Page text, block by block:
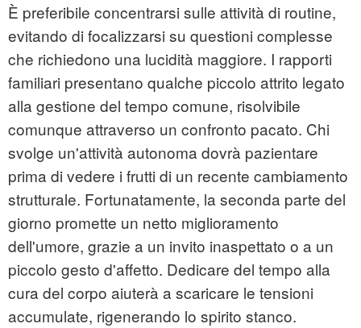
È preferibile concentrarsi sulle attività di routine,
evitando di focalizzarsi su questioni complesse
che richiedono una lucidità maggiore. I rapporti
familiari presentano qualche piccolo attrito legato
alla gestione del tempo comune, risolvibile
comunque attraverso un confronto pacato. Chi
svolge un'attività autonoma dovrà pazientare
prima di vedere i frutti di un recente cambiamento
strutturale. Fortunatamente, la seconda parte del
giorno promette un netto miglioramento
dell'umore, grazie a un invito inaspettato o a un
piccolo gesto d'affetto. Dedicare del tempo alla
cura del corpo aiuterà a scaricare le tensioni
accumulate, rigenerando lo spirito stanco.